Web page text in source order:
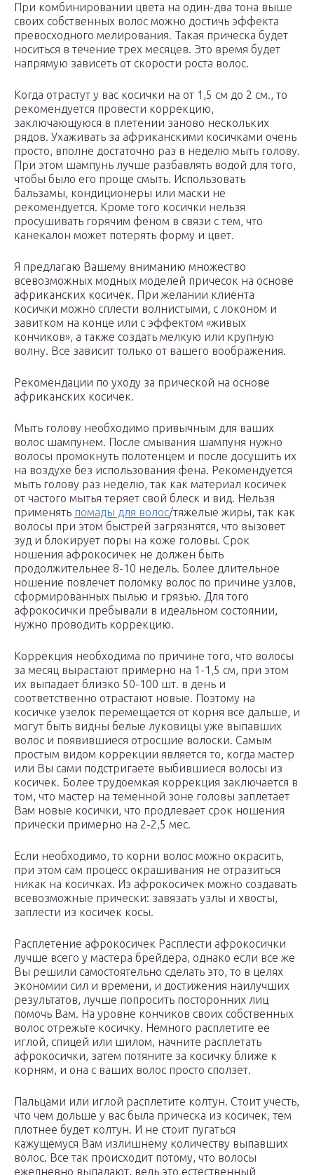
При комбинировании цвета на один-два тона выше
своих собственных волос можно достичь эффекта
превосходного мелирования. Такая прическа будет
носиться в течение трех месяцев. Это время будет
напрямую зависеть от скорости роста волос.
Когда отрастут у вас косички на от 1,5 см до 2 см., то
рекомендуется провести коррекцию,
заключающуюся в плетении заново нескольких
рядов. Ухаживать за африканскими косичками очень
просто, вполне достаточно раз в неделю мыть голову.
При этом шампунь лучше разбавлять водой для того,
чтобы было его проще смыть. Использовать
бальзамы, кондиционеры или маски не
рекомендуется. Кроме того косички нельзя
просушивать горячим феном в связи с тем, что
канекалон может потерять форму и цвет.
Я предлагаю Вашему вниманию множество
всевозможных модных моделей причесок на основе
африканских косичек. При желании клиента
косички можно сплести волнистыми, с локоном и
завитком на конце или с эффектом «живых
кончиков», а также создать мелкую или крупную
волну. Все зависит только от вашего воображения.
Рекомендации по уходу за прической на основе
африканских косичек.
Мыть голову необходимо привычным для ваших
волос шампунем. После смывания шампуня нужно
волосы промокнуть полотенцем и после досушить их
на воздухе без использования фена. Рекомендуется
мыть голову раз неделю, так как материал косичек
от частого мытья теряет свой блеск и вид. Нельзя
применять помады для волос/тяжелые жиры, так как
волосы при этом быстрей загрязнятся, что вызовет
зуд и блокирует поры на коже головы. Срок
ношения афрокосичек не должен быть
продолжительнее 8-10 недель. Более длительное
ношение повлечет поломку волос по причине узлов,
сформированных пылью и грязью. Для того
афрокосички пребывали в идеальном состоянии,
нужно проводить коррекцию.
Коррекция необходима по причине того, что волосы
за месяц вырастают примерно на 1-1,5 см, при этом
их выпадает близко 50-100 шт. в день и
соответственно отрастают новые. Поэтому на
косичке узелок перемещается от корня все дальше, и
могут быть видны белые луковицы уже выпавших
волос и появившиеся отросшие волоски. Самым
простым видом коррекции является то, когда мастер
или Вы сами подстригаете выбившиеся волосы из
косичек. Более трудоемкая коррекция заключается в
том, что мастер на теменной зоне головы заплетает
Вам новые косички, что продлевает срок ношения
прически примерно на 2-2,5 мес.
Если необходимо, то корни волос можно окрасить,
при этом сам процесс окрашивания не отразиться
никак на косичках. Из афрокосичек можно создавать
всевозможные прически: завязать узлы и хвосты,
заплести из косичек косы.
Расплетение афрокосичек Расплести афрокосички
лучше всего у мастера брейдера, однако если все же
Вы решили самостоятельно сделать это, то в целях
экономии сил и времени, и достижения наилучших
результатов, лучше попросить посторонних лиц
помочь Вам. На уровне кончиков своих собственных
волос отрежьте косичку. Немного расплетите ее
иглой, спицей или шилом, начните расплетать
афрокосички, затем потяните за косичку ближе к
корням, и она с ваших волос просто сползет.
Пальцами или иглой расплетите колтун. Стоит учесть,
что чем дольше у вас была прическа из косичек, тем
плотнее будет колтун. И не стоит пугаться
кажущемуся Вам излишнему количеству выпавших
волос. Все так происходит потому, что волосы
ежедневно выпадают, ведь это естественный